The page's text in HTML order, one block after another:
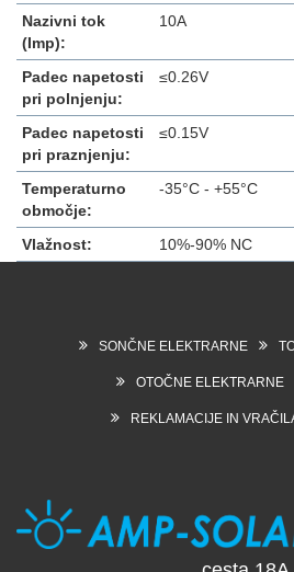
Nazivni tok
(Imp):
10A
Padec napetosti
pri polnjenju:
≤0.26V
Padec napetosti
pri praznjenju:
≤0.15V
Temperaturno
območje:
-35°C - +55°C
Vlažnost: 10%-90% NC
SONČNE ELEKTRARNE
OTOČNE ELEKTRARNE
REKLAMACIJE IN